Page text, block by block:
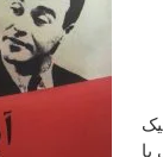
با